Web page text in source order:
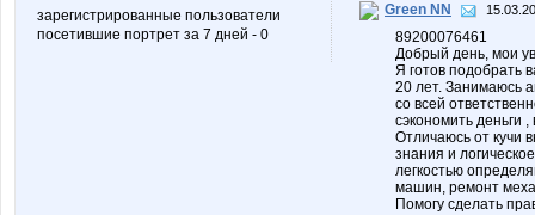
зарегистрированные пользователи
посетившие портрет за 7 дней - 0
Green NN
89200076461
Добрый день, мои
Я готов подобрать
20 лет. Занимаюсь
со всей
сэкономить деньги
Отличаюсь от кучи
знания и
легкостью
машин, ремонт
Помогу сделать